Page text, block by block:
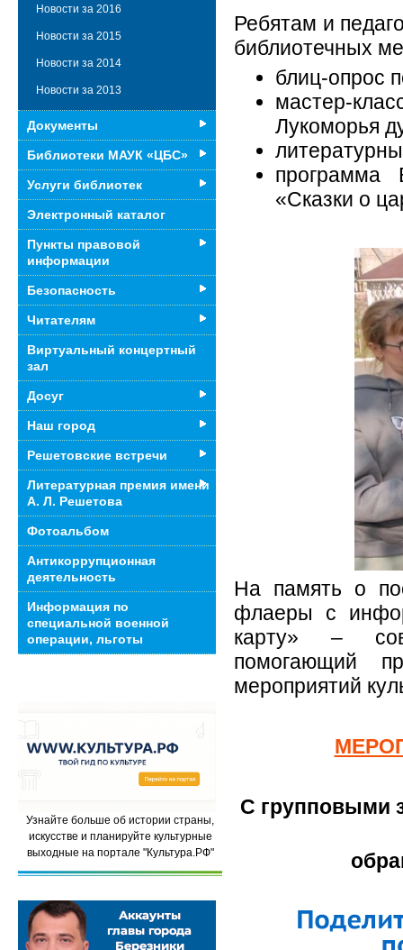
Ребятам и
библиотечных
блиц-опрос
мастер-
Лукоморья
программа
«Сказки о
На память о
флаеры с
карту» –
помогающий
мероприятий
С групповыми
Новости за 2016
Новости за 2015
Новости за 2014
Новости за 2013
Документы
Библиотеки МАУК «ЦБС»
Услуги библиотек
Электронный каталог
Пункты правовой
информации
Безопасность
Читателям
Виртуальный концертный
зал
Досуг
Наш город
Решетовские встречи
Литературная премия имени
А. Л. Решетова
Фотоальбом
Антикоррупционная
деятельность
Информация по
специальной военной
операции, льготы
Узнайте больше об истории страны,
искусстве и планируйте культурные
выходные на портале "Культура.РФ"